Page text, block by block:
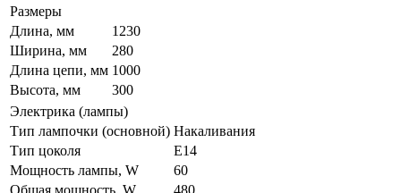
Размеры
Длина, мм
1230
Ширина, мм
280
Длина цепи, мм 1000
Высота, мм
300
Электрика (лампы)
Тип лампочки (основной) Накаливания
Тип цоколя
E14
Мощность лампы, W
60
Общая мощность, W
480